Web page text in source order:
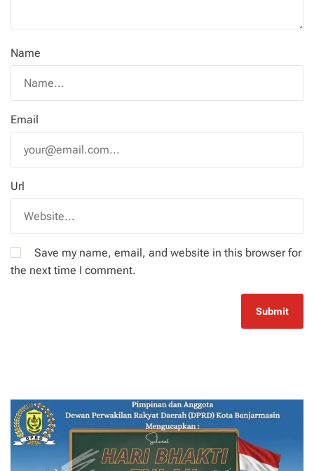
Name
Email
Url
Save my name, email, and website in this browser for
the next time I comment.